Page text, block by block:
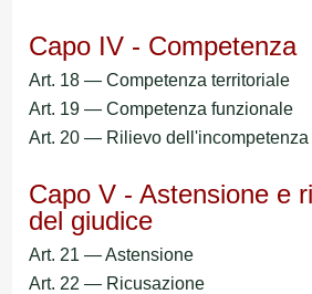
Capo IV - Competenza
Art. 18 — Competenza territoriale
Art. 19 — Competenza funzionale
Art. 20 — Rilievo dell'incompetenza
Capo V - Astensione e
del giudice
Art. 21 — Astensione
Art. 22 — Ricusazione